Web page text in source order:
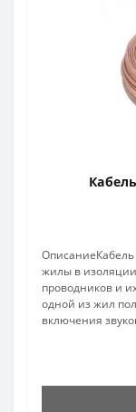
ОписаниеКабель
жилы в
проводников и
одной из жил
включения